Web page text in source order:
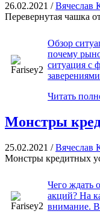
26.02.2021 /Вячеслав
Перевернутая чашка
Обзор
почему
ситуация с
Читать
Монстры
25.02.2021 /Вячеслав
Монстры кредитных
Чего ждать
акций? На
внимание.